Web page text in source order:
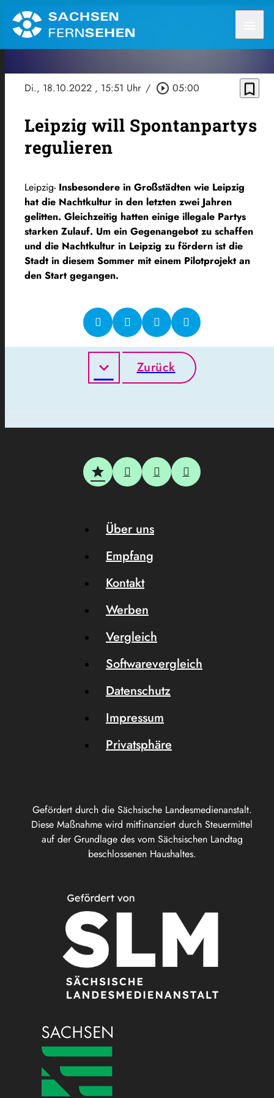
Di., 18.10.2022 , 15:51 Uhr / play_circle_outline 05:00 bookmark_border
Leipzig will Spontanpartys
regulieren
Leipzig- Insbesondere in Großstädten wie Leipzig
hat die Nachtkultur in den letzten zwei Jahren
gelitten. Gleichzeitig hatten einige illegale Partys
starken Zulauf. Um ein Gegenangebot zu schaffen
und die Nachtkultur in Leipzig zu fördern ist die
Stadt in diesem Sommer mit einem Pilotprojekt an
den Start gegangen.
Zurück
Gefördert durch die Sächsische Landesmedienanstalt.
Diese Maßnahme wird mitfinanziert durch Steuermittel
auf der Grundlage des vom Sächsischen Landtag
beschlossenen Haushaltes.
Über uns
Empfang
Kontakt
Werben
Vergleich
Softwarevergleich
Datenschutz
Impressum
Privatsphäre